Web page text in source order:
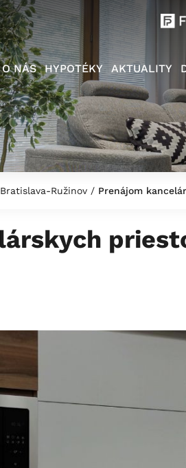
O NÁS HYPOTÉKY AKTUALITY
Ružinov / Prenájom